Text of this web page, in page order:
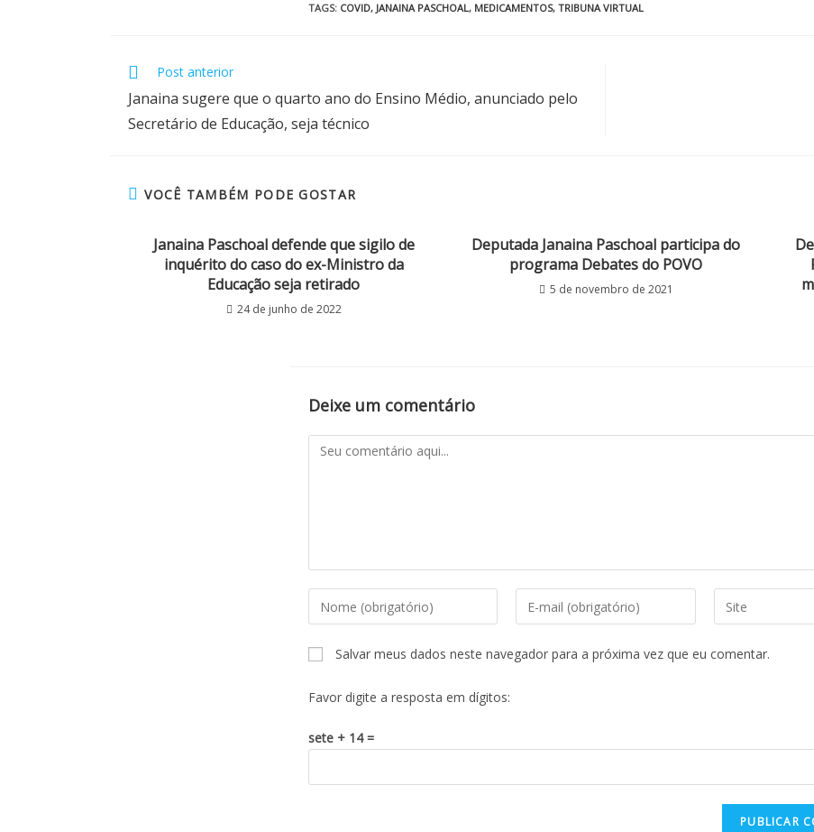
TAGS: COVID, JANAINA PASCHOAL, MEDICAMENTOS, TRIBUNA VIRTUAL
Post anterior
Janaina sugere que o quarto ano do Ensino Médio, anunciado pelo
Secretário de Educação, seja técnico
VOCÊ TAMBÉM PODE GOSTAR
Janaina Paschoal defende que sigilo de
inquérito do caso do ex-Ministro da
Educação seja retirado
24 de junho de 2022
Deputada Janaina Paschoal participa do
programa Debates do POVO
5 de novembro de 2021
Deixe um comentário
Salvar meus dados neste navegador para a próxima vez que eu comentar.
Favor digite a resposta em dígitos:
sete + 14 =